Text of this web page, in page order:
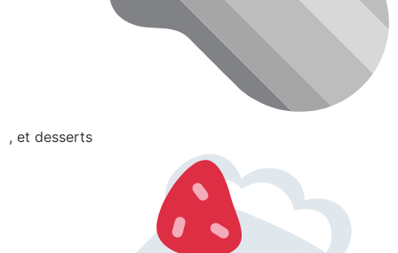
, et desserts